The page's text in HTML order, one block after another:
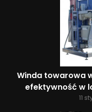
Winda towarowa
efektywność w
11